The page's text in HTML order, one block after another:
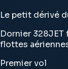
Le petit dérivé
Dornier
flottes
Premier vol